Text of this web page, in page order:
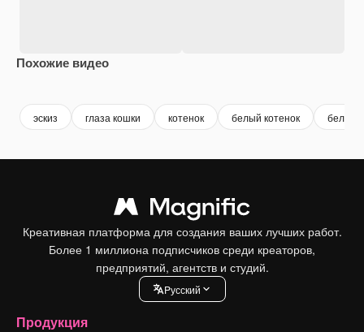
Похожие видео
эскиз глаза кошки котенок белый котенок белый
Креативная платформа для создания ваших лучших работ.
Более 1 миллиона подписчиков среди креаторов,
предприятий, агентств и студий.
Pусский
Продукция